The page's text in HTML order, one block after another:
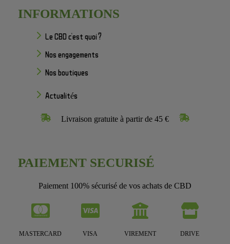
INFORMATIONS
Le CBD c'est quoi ?
Nos engagements
Nos boutiques
Actualités
Livraison gratuite à partir de 45 €
PAIEMENT SECURISÉ
Paiement 100% sécurisé de vos achats de CBD
MASTERCARD VISA VIREMENT DRIVE